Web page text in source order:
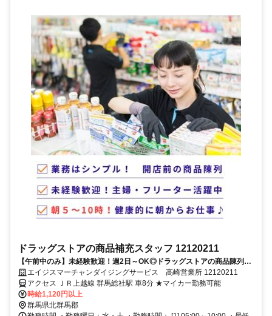
ドラッグストアの商品補充スタッフ 12120211
【午前中のみ】未経験歓迎！週2日～OK◎ドラッグストアの商品陳列ス
タッフ
エイジスマーチャンダイジングサービス 高崎営業所 12120211
アクセス ＪＲ上越線 群馬総社駅 車8分 ★マイカー勤務可能
時給1,120円以上
群馬県北群馬郡